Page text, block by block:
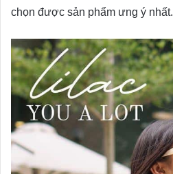
chọn được sản phẩm ưng ý nhất.